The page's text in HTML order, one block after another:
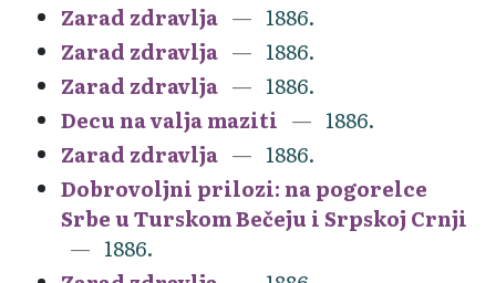
Zarad zdravlja
1886.
Zarad zdravlja
1886.
Zarad zdravlja
1886.
Decu na valja maziti
1886.
Zarad zdravlja
1886.
Dobrovoljni prilozi: na pogorelce
Srbe u Turskom Bečeju i Srpskoj Crnji
1886.